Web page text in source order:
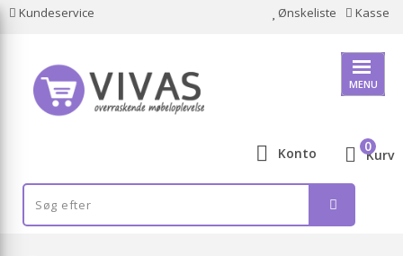
Kundeservice Ønskeliste Kasse
MENU
Konto Kurv
0